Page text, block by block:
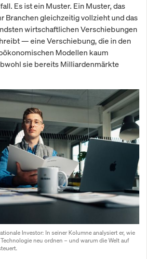
Es ist ein Muster. Ein Muster, das
Branchen gleichzeitig vollzieht und das
wirtschaftlichen Verschiebungen
— eine Verschiebung, die in den
Modellen kaum
sie bereits Milliardenmärkte
Investor: In seiner Kolumne analysiert er, wie
neu ordnen – und warum die Welt auf